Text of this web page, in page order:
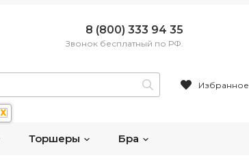
8 (800) 333 94 35
Звонок бесплатный по РФ.
X
Избранное
Торшеры Бра